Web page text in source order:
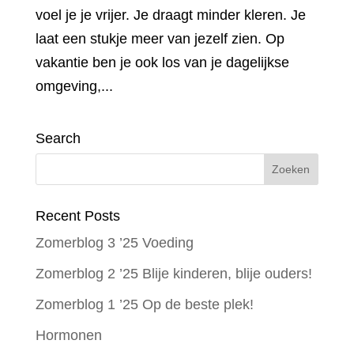
voel je je vrijer. Je draagt minder kleren. Je
laat een stukje meer van jezelf zien. Op
vakantie ben je ook los van je dagelijkse
omgeving,...
Search
Recent Posts
Zomerblog 3 ’25 Voeding
Zomerblog 2 ’25 Blije kinderen, blije ouders!
Zomerblog 1 ’25 Op de beste plek!
Hormonen